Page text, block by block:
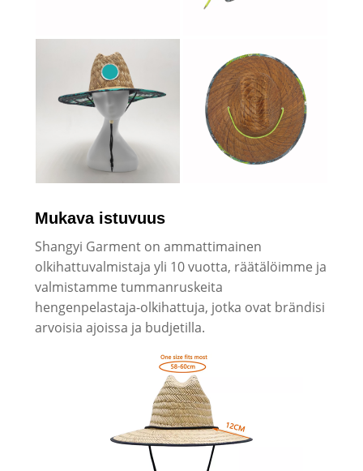
Mukava istuvuus
Shangyi Garment on ammattimainen
olkihattuvalmistaja yli 10 vuotta, räätälöimme ja
valmistamme tummanruskeita
hengenpelastaja-olkihattuja, jotka ovat brändisi
arvoisia ajoissa ja budjetilla.